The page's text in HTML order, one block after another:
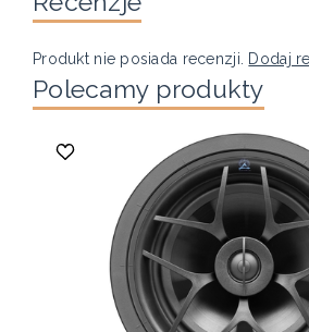
Produkt nie posiada recenzji. Dodaj
Polecamy produkty